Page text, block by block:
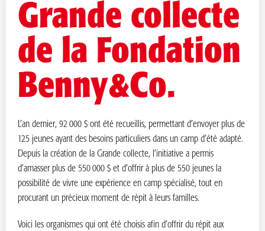
Grande collecte
de la Fondation
Benny&Co.
L’an dernier, 92 000 $ ont été recueillis, permettant d’envoyer plus de
125 jeunes ayant des besoins particuliers dans un camp d’été adapté.
Depuis la création de la Grande collecte, l’initiative a permis
d’amasser plus de 550 000 $ et d’offrir à plus de 550 jeunes la
possibilité de vivre une expérience en camp spécialisé, tout en
procurant un précieux moment de répit à leurs familles.
Voici les organismes qui ont été choisis afin d’offrir du répit aux